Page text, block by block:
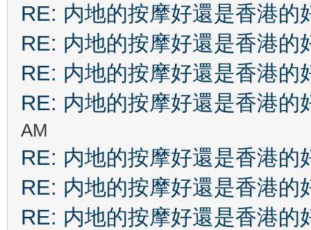
RE: 内地的按摩好還是香港的
RE: 内地的按摩好還是香港的
RE: 内地的按摩好還是香港的
RE: 内地的按摩好還是香港的
AM
RE: 内地的按摩好還是香港的
RE: 内地的按摩好還是香港的
RE: 内地的按摩好還是香港的